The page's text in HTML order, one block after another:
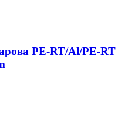
PE-RT/Al/PE-RT